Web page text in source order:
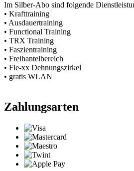
Im Silber-Abo sind folgende
• Krafttraining
• Ausdauertraining
• Functional Training
• TRX Training
• Faszientraining
• Freihantelbereich
• Fle-xx Dehnungszirkel
• gratis WLAN
Zahlungsarten